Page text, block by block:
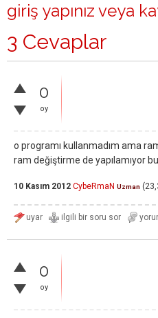
giriş yapınız veya
3 Cevaplar
0
oy
o programı kullanmadım ama
ram değiştirme de yapılamıyor
10 Kasım 2012 CybeRmaN Uzman (
0
oy